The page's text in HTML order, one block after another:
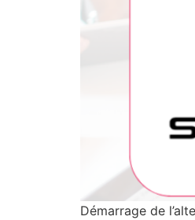
Démarrage de